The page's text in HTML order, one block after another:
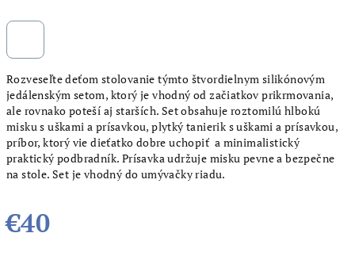
Rozveseľte deťom stolovanie týmto štvordielnym silikónovým
jedálenským setom, ktorý je vhodný od začiatkov prikrmovania,
ale rovnako poteší aj starších. Set obsahuje roztomilú hlbokú
misku s uškami a prísavkou, plytký tanierik s uškami a prísavkou,
príbor, ktorý vie dieťatko dobre uchopiť a minimalistický
praktický podbradník. Prísavka udržuje misku pevne a bezpečne
na stole. Set je vhodný do umývačky riadu.
€40